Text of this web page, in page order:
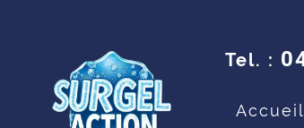
Tel. :
Accueil